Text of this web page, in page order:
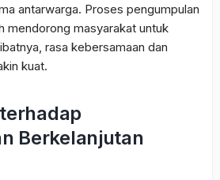
antarwarga. Proses pengumpulan
mendorong masyarakat untuk
rasa kebersamaan dan
kuat.
Berkelanjutan